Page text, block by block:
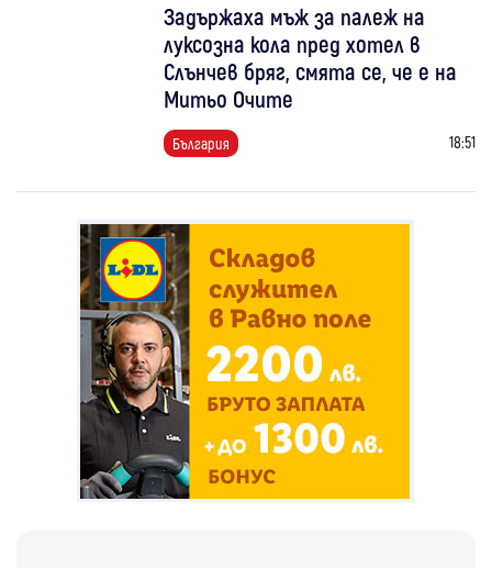
Задържаха мъж за палеж на
луксозна кола пред хотел в
Слънчев бряг, смята се, че е на
Митьо Очите
България 18:51